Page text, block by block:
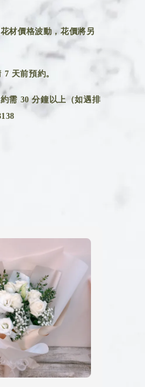
材價格波動，花價將另
天前預約。
需 30 分鐘以上（如遇排